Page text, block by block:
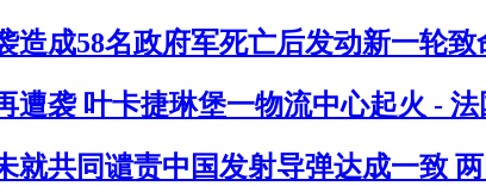
造成58名政府军死亡后发动新一轮
遭袭 叶卡捷琳堡一物流中心起火 -
就共同谴责中国发射导弹达成一致